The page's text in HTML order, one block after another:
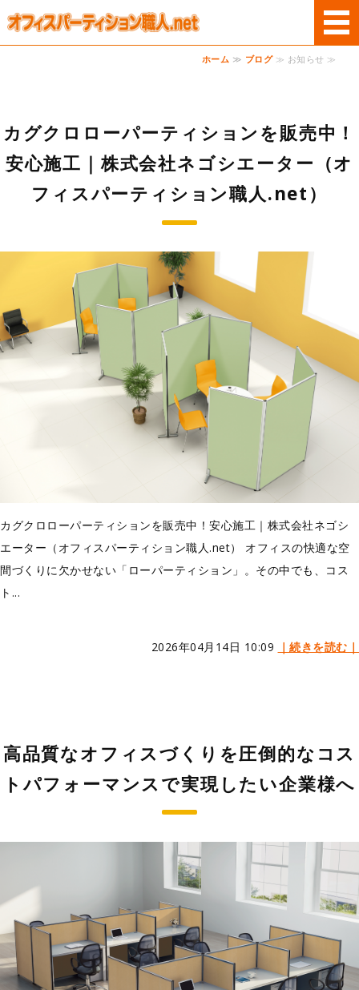
オフィスパー
サービス
ホーム ≫ ブログ≫ お知らせ ≫
カグクロローパーティションを販売中！
安心施工｜株式会社ネゴシエーター（オ
フィスパーティション職人.net）
カグクロローパーティションを販売中！安心施工｜株式会社ネゴシ
エーター（オフィスパーティション職人.net） オフィスの快適な空
間づくりに欠かせない「ローパーティション」。その中でも、コス
ト...
2026年04月14日 10:09 ｜続きを読む｜
高品質なオフィスづくりを圧倒的なコス
トパフォーマンスで実現したい企業様へ